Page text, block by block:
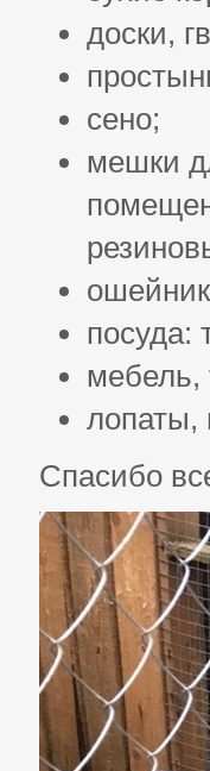
доски,
сено;
мешки
посуда:
мебель,
лопаты,
Спасибо